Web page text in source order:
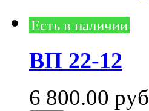
Есть в наличии
ВП 22-12
6 800.00 руб